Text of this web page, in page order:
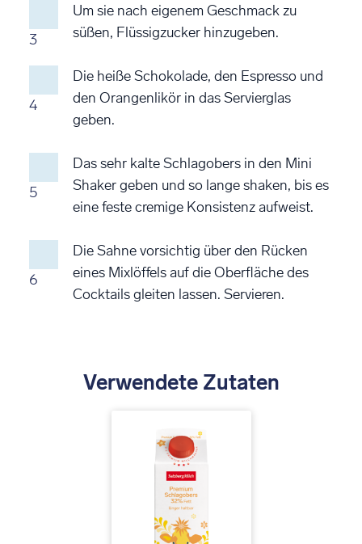
3
Um sie nach eigenem Geschmack zu
süßen, Flüssigzucker hinzugeben.
4
Die heiße Schokolade, den Espresso und
den Orangenlikör in das Servierglas
geben.
5
Das sehr kalte Schlagobers in den Mini
Shaker geben und so lange shaken, bis es
eine feste cremige Konsistenz aufweist.
6
Die Sahne vorsichtig über den Rücken
eines Mixlöffels auf die Oberfläche des
Cocktails gleiten lassen. Servieren.
Verwendete Zutaten